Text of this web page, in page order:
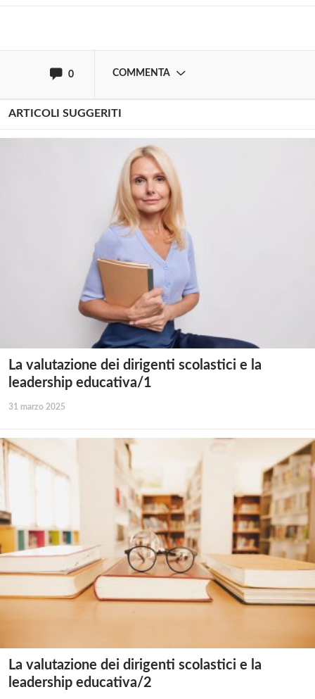
0 COMMENTA
ARTICOLI SUGGERITI
La valutazione dei dirigenti scolastici e la
leadership educativa/1
31 marzo 2025
La valutazione dei dirigenti scolastici e la
leadership educativa/2